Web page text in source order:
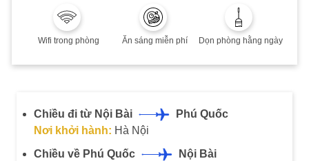
Quý khách vui lòng liên hệ trước khi sử dụng dịch vụ ít
nhất 10 ngày
Wifi trong phòng Ăn sáng miễn phí Dọn phòng hằng ngày
Chiều đi từ Nội Bài
Phú Quốc
Nơi khởi hành: Hà Nội
Chiều về Phú Quốc
Nội Bài